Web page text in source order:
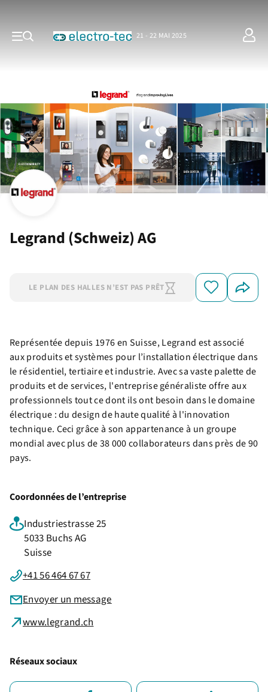
21 - 22 MAI 2025
Legrand (Schweiz) AG
LE PLAN DES HALLES N’EST PAS PRÊT
Représentée depuis 1976 en Suisse, Legrand est associé
aux produits et systèmes pour l’installation électrique dans
le résidentiel, tertiaire et industrie. Avec sa vaste palette de
produits et de services, l'entreprise généraliste offre aux
professionnels tout ce dont ils ont besoin dans le domaine
électrique : du design de haute qualité à l'innovation
technique. Ceci grâce à son appartenance à un groupe
mondial avec plus de 38 000 collaborateurs dans près de 90
pays.
Coordonnées de l’entreprise
Industriestrasse 25
5033 Buchs AG
Suisse
+41 56 464 67 67
Envoyer un message
www.legrand.ch
Réseaux sociaux